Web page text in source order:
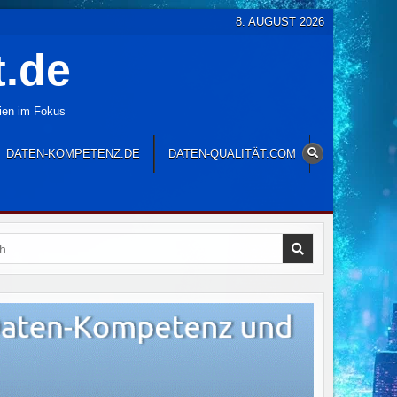
8. AUGUST 2026
im Fokus
DATEN-KOMPETENZ.DE DATEN-QUALITÄT.COM